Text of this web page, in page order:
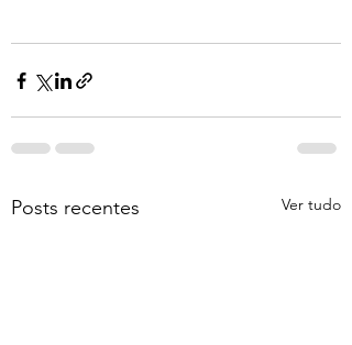
Posts recentes Ver tudo